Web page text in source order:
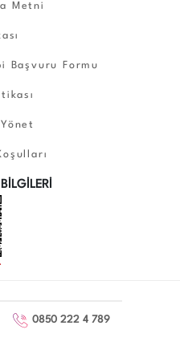
Metni
Başvuru Formu
0850 222 4 789